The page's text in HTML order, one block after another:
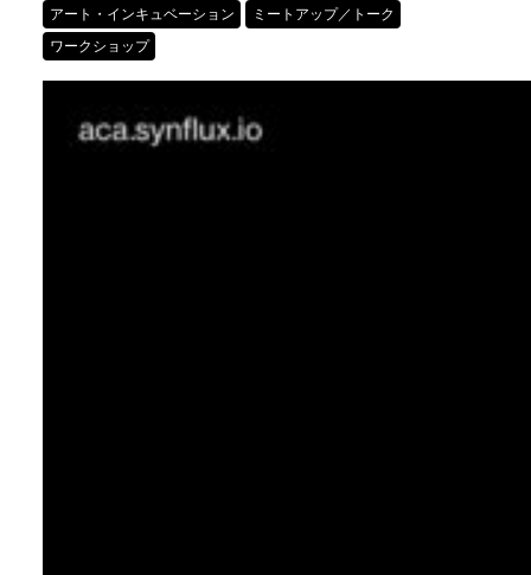
アート・インキュベーション
ミートアップ／トーク
ワークショップ